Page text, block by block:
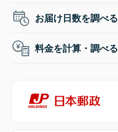
お届け日数を調べる
料金を計算・調べる